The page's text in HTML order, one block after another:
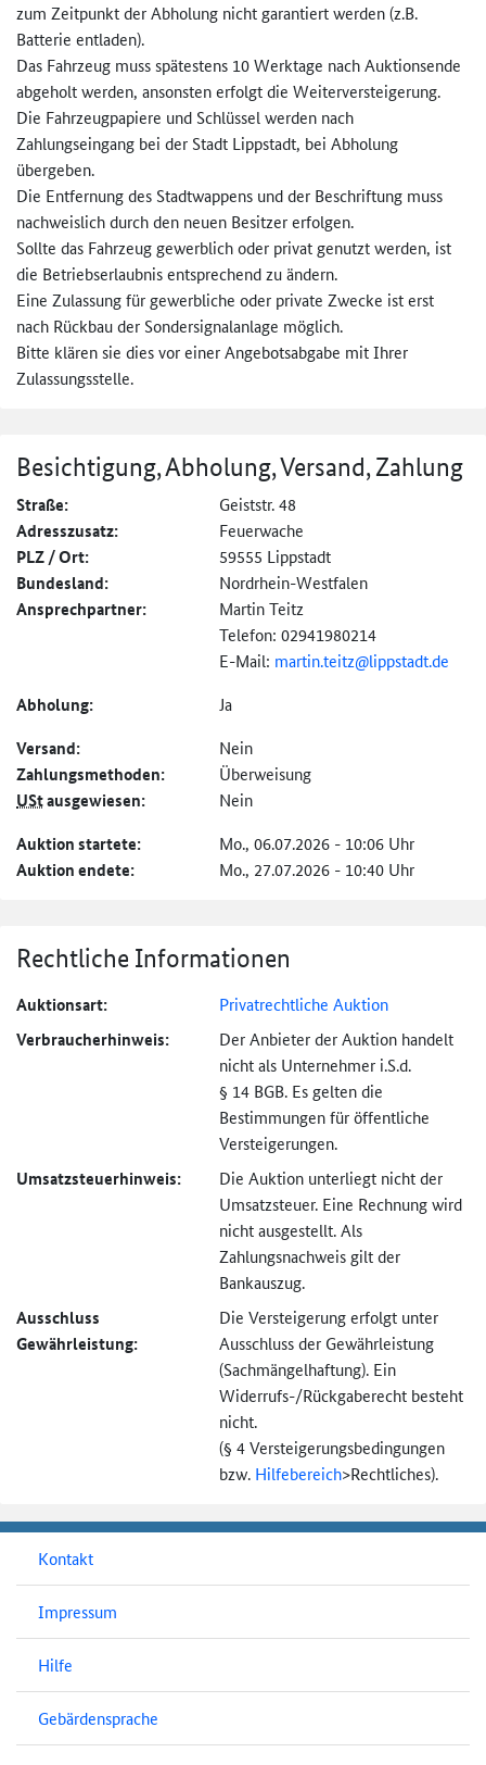
zum Zeitpunkt der Abholung nicht garantiert werden (z.B.
Batterie entladen).
Das Fahrzeug muss spätestens 10 Werktage nach Auktionsende
abgeholt werden, ansonsten erfolgt die Weiterversteigerung.
Die Fahrzeugpapiere und Schlüssel werden nach
Zahlungseingang bei der Stadt Lippstadt, bei Abholung
übergeben.
Die Entfernung des Stadtwappens und der Beschriftung muss
nachweislich durch den neuen Besitzer erfolgen.
Sollte das Fahrzeug gewerblich oder privat genutzt werden, ist
die Betriebserlaubnis entsprechend zu ändern.
Eine Zulassung für gewerbliche oder private Zwecke ist erst
nach Rückbau der Sondersignalanlage möglich.
Bitte klären sie dies vor einer Angebotsabgabe mit Ihrer
Zulassungsstelle.
Besichtigung, Abholung, Versand, Zahlung
Straße: Geiststr. 48
Adresszusatz: Feuerwache
PLZ / Ort: 59555 Lippstadt
Bundesland: Nordrhein-Westfalen
Ansprechpartner:
Martin Teitz
Telefon: 02941980214
E-Mail: martin.teitz@lippstadt.de
Abholung: Ja
Versand: Nein
Zahlungs­methoden: Überweisung
UStausgewiesen: Nein
Auktion startete: Mo., 06.07.2026 - 10:06 Uhr
Auktion endete: Mo., 27.07.2026 - 10:40 Uhr
Rechtliche Informationen
Auktionsart: Privatrechtliche Auktion
Verbraucher­hinweis:
Der Anbieter der Auktion handelt
nicht als Unternehmer i.S.d.
§ 14 BGB. Es gelten die
Bestimmungen für öffentliche
Versteigerungen.
Umsatzsteuer­hinweis:
Die Auktion unterliegt nicht der
Umsatzsteuer. Eine Rechnung wird
nicht ausgestellt. Als
Zahlungsnachweis gilt der
Bankauszug.
Ausschluss
Gewährleistung:
Die Versteigerung erfolgt unter
Ausschluss der Gewährleistung
(Sachmängel­haftung). Ein
Widerrufs-/Rückgaberecht besteht
nicht.
(§ 4 Versteigerungs­bedingungen
bzw. Hilfebereich>Rechtliches).
Kontakt
Impressum
Hilfe
Gebärdensprache